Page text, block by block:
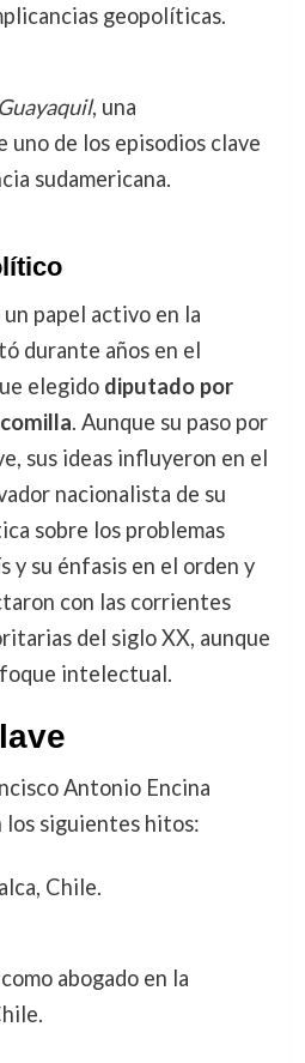
geopolíticas.
, una
de los episodios clave
sudamericana.
papel activo en la
durante años en el
elegido diputado por
. Aunque su paso por
sus ideas influyeron en el
nacionalista de su
sobre los problemas
y su énfasis en el orden y
con las corrientes
del siglo XX, aunque
intelectual.
Antonio Encina
los siguientes hitos:
Chile.
abogado en la